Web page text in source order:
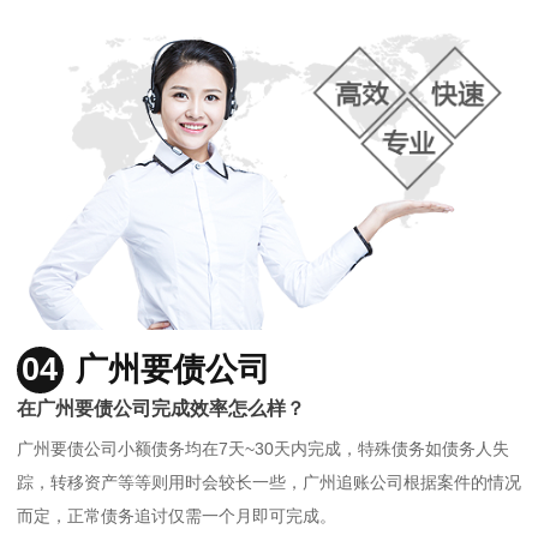
04 广州要债公司
在广州要债公司完成效率怎么样？
广州要债公司小额债务均在7天~30天内完成，特殊债务如债务人失
踪，转移资产等等则用时会较长一些，广州追账公司根据案件的情况
而定，正常债务追讨仅需一个月即可完成。